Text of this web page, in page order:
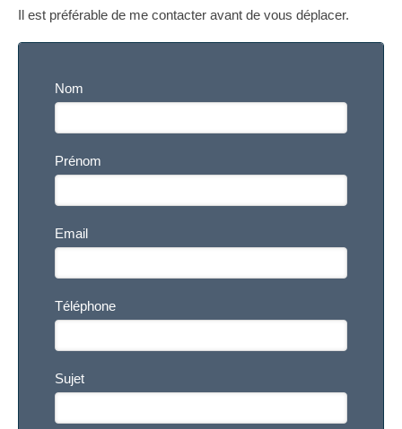
Il est préférable de me contacter avant de vous déplacer.
Nom
Prénom
Email
Téléphone
Sujet